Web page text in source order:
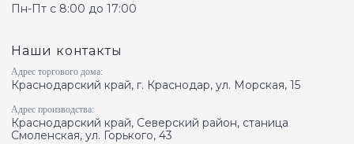
Пн-Пт с 8:00 до 17:00
Наши контакты
Адрес торгового дома:
Краснодарский край, г. Краснодар, ул. Морская, 15
Адрес производства:
Краснодарский край, Северский район, станица
Смоленская, ул. Горького, 43